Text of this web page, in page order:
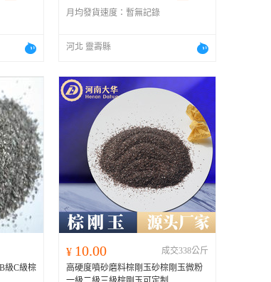
月均發貨速度： 暫無記錄
河北 靈壽縣
級C級棕
¥ 10.00
成交338公斤
高硬度噴砂磨料棕剛玉砂棕剛玉微粉